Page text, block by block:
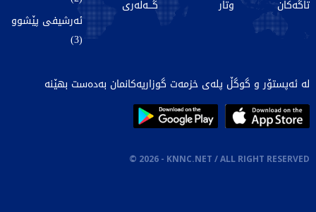
تاگەکان
وتار
گـــەلەری
ئەرشیفی پێشوو
(3)
لە ئەپستۆر و گوگڵ پلەی خزمەت گوزاریەکانمان بەدەست بهێنە
© 2026 - KNNC.NET / ALL RIGHT RESERVED